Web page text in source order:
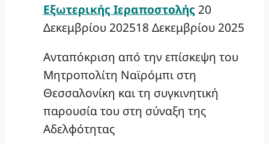
Εξωτερικής Ιεραποστολής 20
Δεκεμβρίου 202518 Δεκεμβρίου 2025
Ανταπόκριση από την επίσκεψη του
Μητροπολίτη Ναϊρόμπι στη
Θεσσαλονίκη και τη συγκινητική
παρουσία του στη σύναξη της
Αδελφότητας